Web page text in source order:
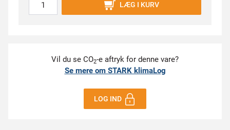
LÆG I KURV
Vil du se CO2-e aftryk for denne vare?
Se mere om STARK klimaLog
LOG IND